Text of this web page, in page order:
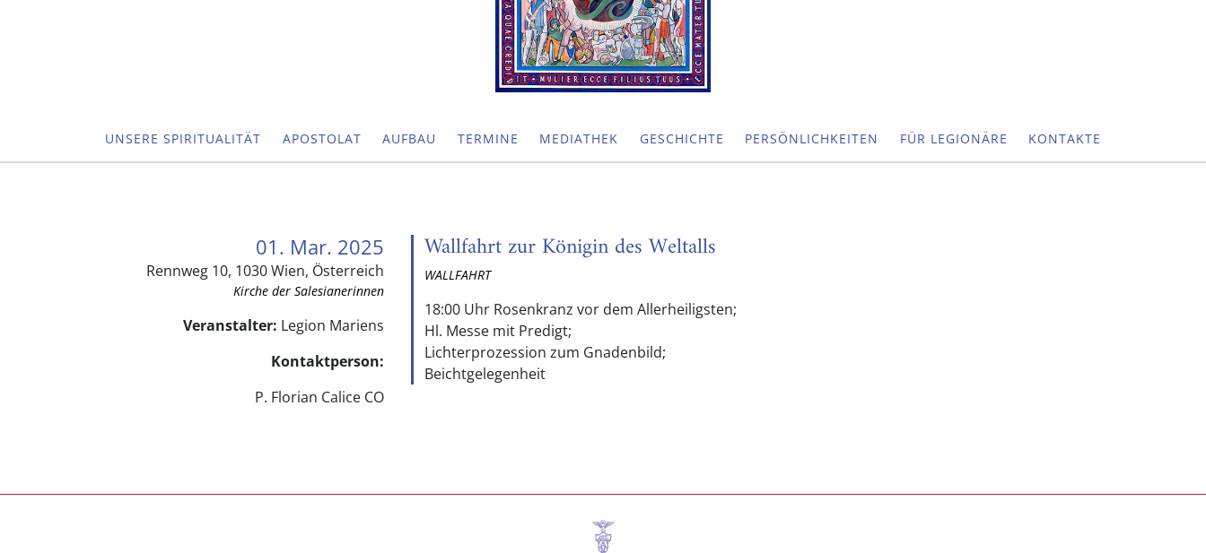
UNSERE SPIRITUALITÄT APOSTOLAT AUFBAU TERMINE MEDIATHEK GESCHICHTE PERSÖNLICHKEITEN FÜR LEGIONÄRE KONTAKTE
01. Mar. 2025
Rennweg 10, 1030 Wien, Österreich
Kirche der Salesianerinnen
Veranstalter: Legion Mariens
Kontaktperson:
P. Florian Calice CO
Wallfahrt zur Königin des Weltalls
WALLFAHRT
18:00 Uhr Rosenkranz vor dem Allerheiligsten;
Hl. Messe mit Predigt;
Lichterprozession zum Gnadenbild;
Beichtgelegenheit